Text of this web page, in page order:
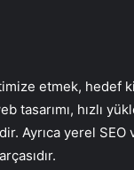
etmek, hedef
tasarımı, hızlı
Ayrıca yerel SEO